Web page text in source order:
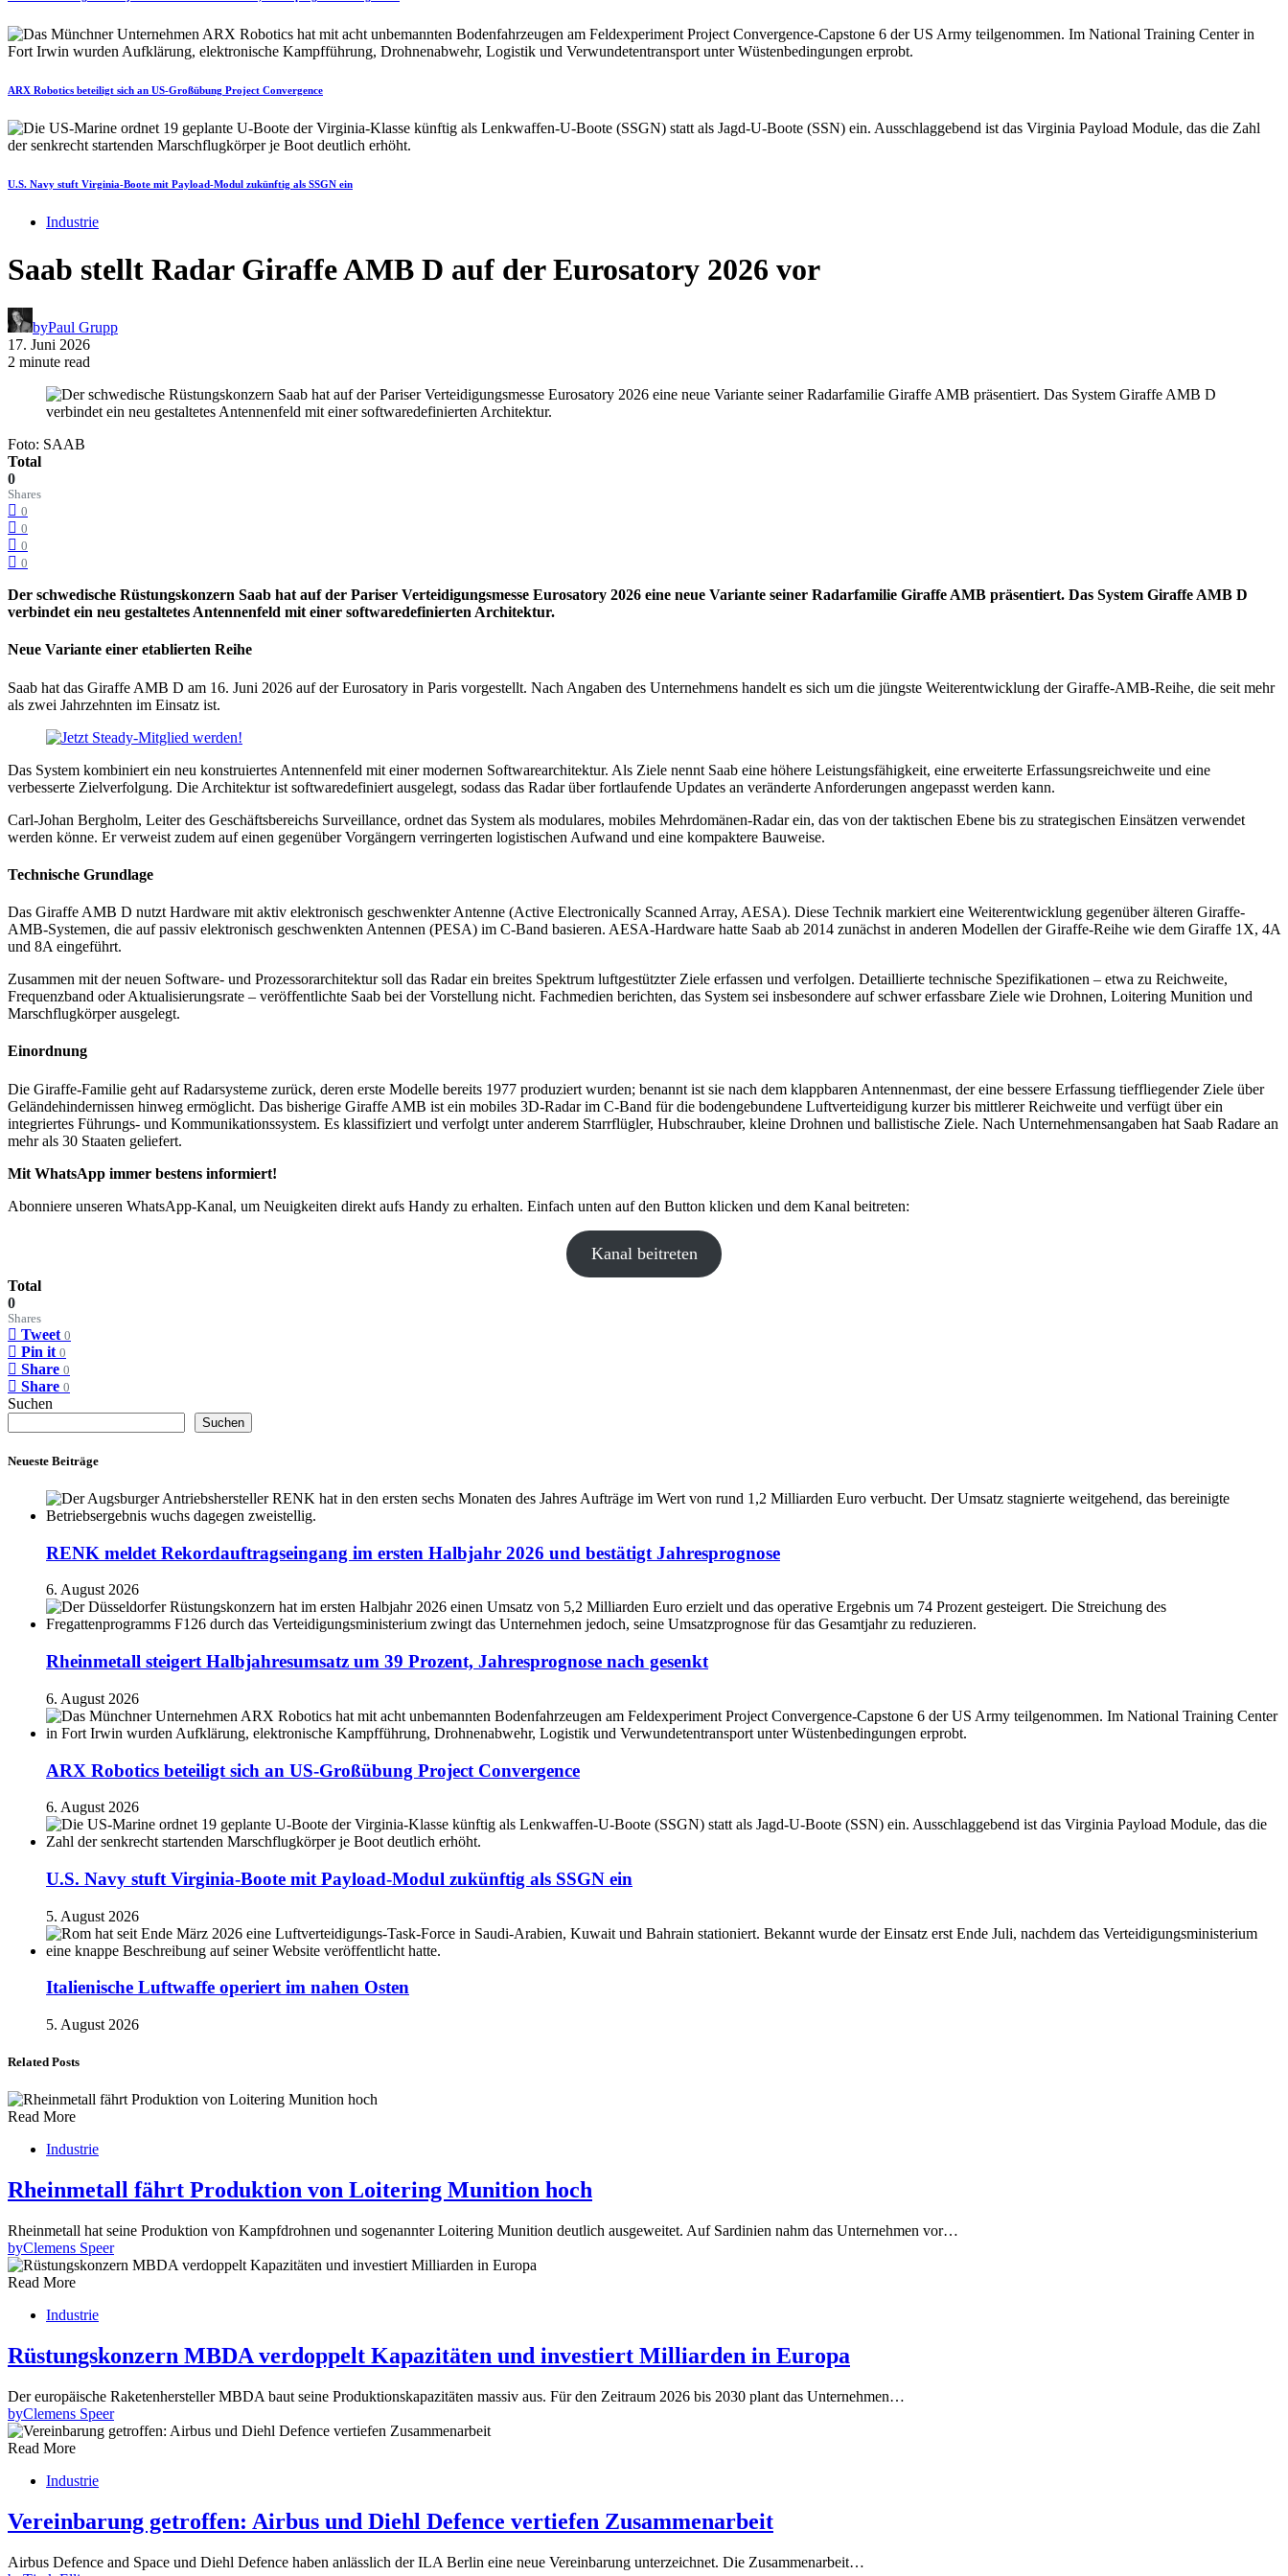
ARX Robotics beteiligt sich an US-Großübung Project Convergence
U.S. Navy stuft Virginia-Boote mit Payload-Modul zukünftig als SSGN ein
Industrie
Saab stellt Radar Giraffe AMB D auf der Eurosatory 2026 vor
byPaul Grupp
17. Juni 2026
2 minute read
Foto: SAAB
Total
0
Shares
0
0
0
0
Der schwedische Rüstungskonzern Saab hat auf der Pariser Verteidigungsmesse Eurosatory 2026 eine neue Variante seiner Radarfamilie Giraffe AMB präsentiert. Das System Giraffe AMB D
verbindet ein neu gestaltetes Antennenfeld mit einer softwaredefinierten Architektur.
Neue Variante einer etablierten Reihe
Saab hat das Giraffe AMB D am 16. Juni 2026 auf der Eurosatory in Paris vorgestellt. Nach Angaben des Unternehmens handelt es sich um die jüngste Weiterentwicklung der Giraffe-AMB-Reihe, die seit mehr
als zwei Jahrzehnten im Einsatz ist.
Das System kombiniert ein neu konstruiertes Antennenfeld mit einer modernen Softwarearchitektur. Als Ziele nennt Saab eine höhere Leistungsfähigkeit, eine erweiterte Erfassungsreichweite und eine
verbesserte Zielverfolgung. Die Architektur ist softwaredefiniert ausgelegt, sodass das Radar über fortlaufende Updates an veränderte Anforderungen angepasst werden kann.
Carl-Johan Bergholm, Leiter des Geschäftsbereichs Surveillance, ordnet das System als modulares, mobiles Mehrdomänen-Radar ein, das von der taktischen Ebene bis zu strategischen Einsätzen verwendet
werden könne. Er verweist zudem auf einen gegenüber Vorgängern verringerten logistischen Aufwand und eine kompaktere Bauweise.
Technische Grundlage
Das Giraffe AMB D nutzt Hardware mit aktiv elektronisch geschwenkter Antenne (Active Electronically Scanned Array, AESA). Diese Technik markiert eine Weiterentwicklung gegenüber älteren Giraffe-
AMB-Systemen, die auf passiv elektronisch geschwenkten Antennen (PESA) im C-Band basieren. AESA-Hardware hatte Saab ab 2014 zunächst in anderen Modellen der Giraffe-Reihe wie dem Giraffe 1X, 4A
und 8A eingeführt.
Zusammen mit der neuen Software- und Prozessorarchitektur soll das Radar ein breites Spektrum luftgestützter Ziele erfassen und verfolgen. Detaillierte technische Spezifikationen – etwa zu Reichweite,
Frequenzband oder Aktualisierungsrate – veröffentlichte Saab bei der Vorstellung nicht. Fachmedien berichten, das System sei insbesondere auf schwer erfassbare Ziele wie Drohnen, Loitering Munition und
Marschflugkörper ausgelegt.
Einordnung
Die Giraffe-Familie geht auf Radarsysteme zurück, deren erste Modelle bereits 1977 produziert wurden; benannt ist sie nach dem klappbaren Antennenmast, der eine bessere Erfassung tieffliegender Ziele über
Geländehindernissen hinweg ermöglicht. Das bisherige Giraffe AMB ist ein mobiles 3D-Radar im C-Band für die boden­gebundene Luftverteidigung kurzer bis mittlerer Reichweite und verfügt über ein
integriertes Führungs- und Kommunikationssystem. Es klassifiziert und verfolgt unter anderem Starrflügler, Hubschrauber, kleine Drohnen und ballistische Ziele. Nach Unternehmensangaben hat Saab Radare an
mehr als 30 Staaten geliefert.
Mit WhatsApp immer bestens informiert!
Abonniere unseren WhatsApp-Kanal, um Neuigkeiten direkt aufs Handy zu erhalten. Einfach unten auf den Button klicken und dem Kanal beitreten:
Kanal beitreten
Total
0
Shares
Tweet 0
Pin it 0
Share 0
Share 0
Suchen
Suchen
Neueste Beiträge
RENK meldet Rekordauftragseingang im ersten Halbjahr 2026 und bestätigt Jahresprognose
6. August 2026
Rheinmetall steigert Halbjahresumsatz um 39 Prozent, Jahresprognose nach gesenkt
6. August 2026
ARX Robotics beteiligt sich an US-Großübung Project Convergence
6. August 2026
U.S. Navy stuft Virginia-Boote mit Payload-Modul zukünftig als SSGN ein
5. August 2026
Italienische Luftwaffe operiert im nahen Osten
5. August 2026
Related Posts
Read More
Industrie
Rheinmetall fährt Produktion von Loitering Munition hoch
Rheinmetall hat seine Produktion von Kampfdrohnen und sogenannter Loitering Munition deutlich ausgeweitet. Auf Sardinien nahm das Unternehmen vor…
byClemens Speer
Read More
Industrie
Rüstungskonzern MBDA verdoppelt Kapazitäten und investiert Milliarden in Europa
Der europäische Raketenhersteller MBDA baut seine Produktionskapazitäten massiv aus. Für den Zeitraum 2026 bis 2030 plant das Unternehmen…
byClemens Speer
Read More
Industrie
Vereinbarung getroffen: Airbus und Diehl Defence vertiefen Zusammenarbeit
Airbus Defence and Space und Diehl Defence haben anlässlich der ILA Berlin eine neue Vereinbarung unterzeichnet. Die Zusammenarbeit…